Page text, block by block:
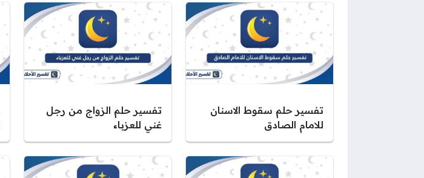
تفسير حلم سقوط الاسنان
للامام الصادق
تفسير حلم الزواج من رجل
غني للعزباء